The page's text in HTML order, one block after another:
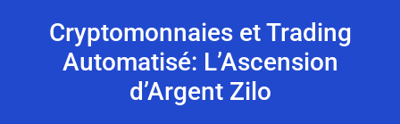
Cryptomonnaies et Trading
Automatisé: L’Ascension
d’Argent Zilo